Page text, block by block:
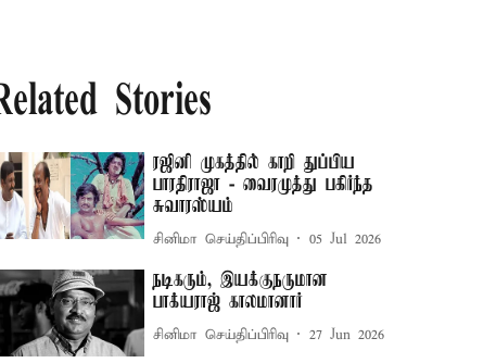
Stories
ரஜினி முகத்தில் காறி துப்பிய
பாரதிராஜா - வைரமுத்து பகிர்ந்த
சுவாரஸ்யம்
சினிமா செய்திப்பிரிவு 05 Jul 2026
நடிகரும், இயக்குநருமான
பாக்யராஜ் காலமானார்
சினிமா செய்திப்பிரிவு 27 Jun 2026